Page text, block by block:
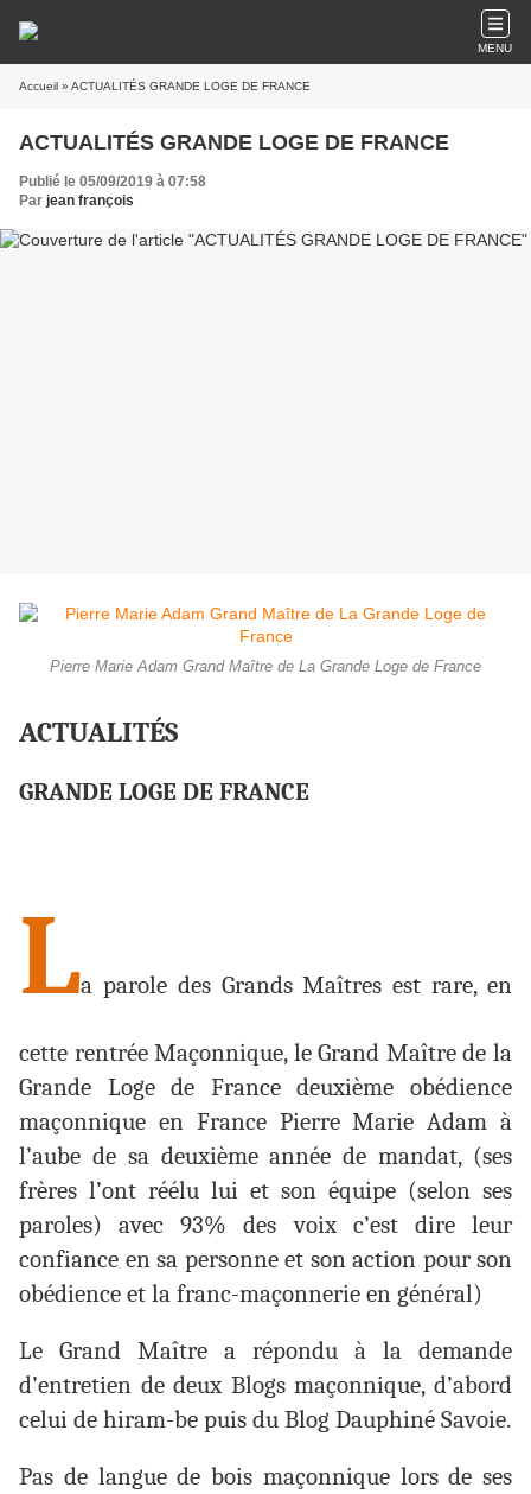
MENU
Accueil » ACTUALITÉS GRANDE LOGE DE FRANCE
ACTUALITÉS GRANDE LOGE DE FRANCE
Publié le 05/09/2019 à 07:58
Par jean françois
Pierre Marie Adam Grand Maître de La Grande Loge de France
ACTUALITÉS
GRANDE LOGE DE FRANCE
La parole des Grands Maîtres est rare, en
cette rentrée Maçonnique, le Grand Maître de la
Grande Loge de France deuxième obédience
maçonnique en France Pierre Marie Adam à
l’aube de sa deuxième année de mandat, (ses
frères l’ont réélu lui et son équipe (selon ses
paroles) avec 93% des voix c’est dire leur
confiance en sa personne et son action pour son
obédience et la franc-maçonnerie en général)
Le Grand Maître a répondu à la demande
d’entretien de deux Blogs maçonnique, d’abord
celui de hiram-be puis du Blog Dauphiné Savoie.
Pas de langue de bois maçonnique lors de ses